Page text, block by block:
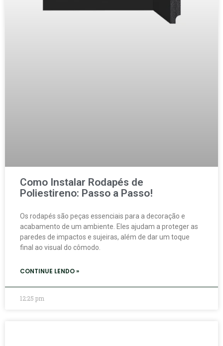
Como Instalar Rodapés de
Poliestireno: Passo a Passo!
Os rodapés são peças essenciais para a decoração e
acabamento de um ambiente. Eles ajudam a proteger as
paredes de impactos e sujeiras, além de dar um toque
final ao visual do cômodo.
CONTINUE LENDO »
12:25 pm